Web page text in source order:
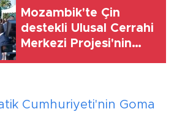
Mozambik'te Çin
destekli Ulusal Cerrahi
Merkezi Projesi'nin
Cumhuriyeti'nin Goma